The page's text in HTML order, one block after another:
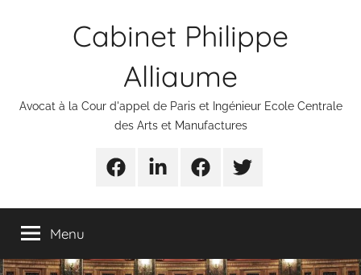
Cabinet Philippe
Alliaume
Avocat à la Cour d'appel de Paris et Ingénieur Ecole Centrale
des Arts et Manufactures
UrgencesLinkedinFacebookTwitter
Menu